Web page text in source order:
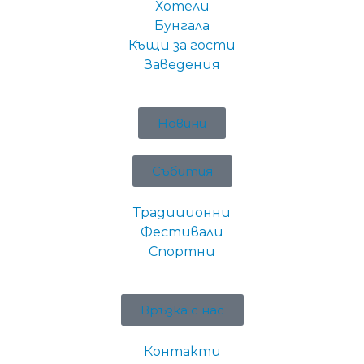
Хотели
Бунгала
Къщи за гости
Заведения
Новини
Събития
Традиционни
Фестивали
Спортни
Връзка с нас
Контакти